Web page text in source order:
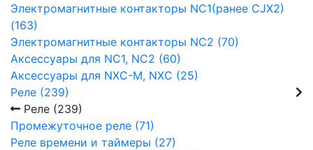
Электромагнитные контакторы NC1(ранее CJX2)
(163)
Электромагнитные контакторы NC2 (70)
Аксессуары для NC1, NC2 (60)
Аксессуары для NXC-M, NXC (25)
Реле (239)
Реле (239)
Промежуточное реле (71)
Реле времени и таймеры (27)